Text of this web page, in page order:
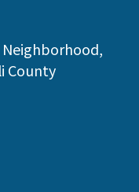
County